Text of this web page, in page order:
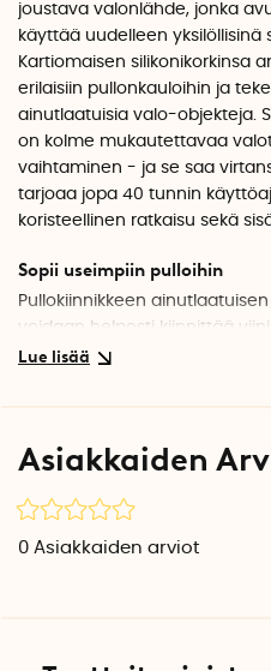
joustava valonlähde, jonka
käyttää uudelleen yksilöllisinä
Kartiomaisen silikonikorkinsa
erilaisiin pullonkauloihin ja
ainutlaatuisia valo-objekteja.
on kolme mukautettavaa
vaihtaminen - ja se saa
tarjoaa jopa 40 tunnin
koristeellinen ratkaisu sekä
Sopii useimpiin pulloihin
Pullokiinnikkeen
voidaan helposti kiinnittää
samppanjapulloihin.
Kolme eri valotilaa
Pullonvalaisimessa on kolme
kosketussensorilla:
Asiakkaiden
0 Asiakkaiden arviot